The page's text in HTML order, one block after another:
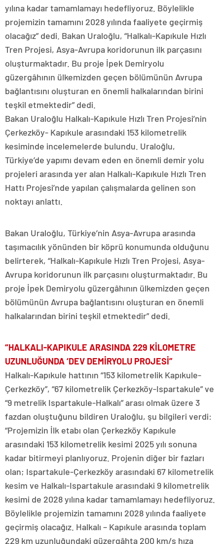
yılına kadar tamamlamayı hedefliyoruz. Böylelikle
projemizin tamamını 2028 yılında faaliyete geçirmiş
olacağız” dedi. Bakan Uraloğlu, “Halkalı-Kapıkule Hızlı
Tren Projesi, Asya-Avrupa koridorunun ilk parçasını
oluşturmaktadır. Bu proje İpek Demiryolu
güzergâhının ülkemizden geçen bölümünün Avrupa
bağlantısını oluşturan en önemli halkalarından birini
teşkil etmektedir” dedi.
Bakan Uraloğlu Halkalı-Kapıkule Hızlı Tren Projesi’nin
Çerkezköy- Kapıkule arasındaki 153 kilometrelik
kesiminde incelemelerde bulundu. Uraloğlu,
Türkiye’de yapımı devam eden en önemli demir yolu
projeleri arasında yer alan Halkalı-Kapıkule Hızlı Tren
Hattı Projesi’nde yapılan çalışmalarda gelinen son
noktayı anlattı.
Bakan Uraloğlu, Türkiye’nin Asya-Avrupa arasında
taşımacılık yönünden bir köprü konumunda olduğunu
belirterek, “Halkalı-Kapıkule Hızlı Tren Projesi, Asya-
Avrupa koridorunun ilk parçasını oluşturmaktadır. Bu
proje İpek Demiryolu güzergâhının ülkemizden geçen
bölümünün Avrupa bağlantısını oluşturan en önemli
halkalarından birini teşkil etmektedir” dedi.
“HALKALI-KAPIKULE ARASINDA 229 KİLOMETRE
UZUNLUĞUNDA ‘DEV DEMİRYOLU PROJESİ”
Halkalı-Kapıkule hattının “153 kilometrelik Kapıkule-
Çerkezköy”, “67 kilometrelik Çerkezköy-Ispartakule” ve
“9 metrelik Ispartakule-Halkalı” arası olmak üzere 3
fazdan oluştuğunu bildiren Uraloğlu, şu bilgileri verdi:
“Projemizin İlk etabı olan Çerkezköy Kapıkule
arasındaki 153 kilometrelik kesimi 2025 yılı sonuna
kadar bitirmeyi planlıyoruz. Projenin diğer bir fazları
olan; Ispartakule-Çerkezköy arasındaki 67 kilometrelik
kesim ve Halkalı-Ispartakule arasındaki 9 kilometrelik
kesimi de 2028 yılına kadar tamamlamayı hedefliyoruz.
Böylelikle projemizin tamamını 2028 yılında faaliyete
geçirmiş olacağız. Halkalı – Kapıkule arasında toplam
229 km uzunluğundaki güzergâhta 200 km/s hıza